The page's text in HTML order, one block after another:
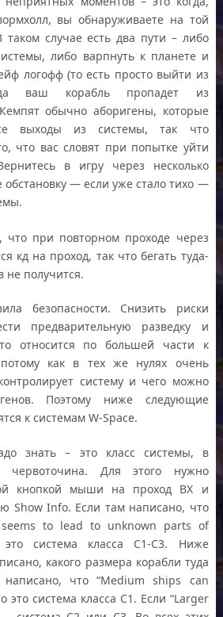
вы обнаруживаете на той
таком случае есть два пути – либо
либо варпнуть к планете и
логофф (то есть просто выйти из
ваш корабль пропадет из
обычно аборигены, которые
выходы из системы, так что
что вас словят при попытке уйти
в игру через несколько
обстановку — если уже стало тихо —
что при повторном проходе через
кд на проход, так что бегать туда-
не получится.
безопасности. Снизить риски
предварительную разведку и
относится по большей части к
потому как в тех же нулях очень
систему и чего можно
Поэтому ниже следующие
к системам W-Space.
знать – это класс системы, в
червоточина. Для этого нужно
кнопкой мыши на проход ВХ и
Show Info. Если там написано, что
seems to lead to unknown parts of
это система класса С1-С3. Ниже
какого размера корабли туда
написано, что “Medium ships can
это система класса С1. Если “Larger